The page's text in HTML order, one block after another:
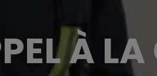
À LA